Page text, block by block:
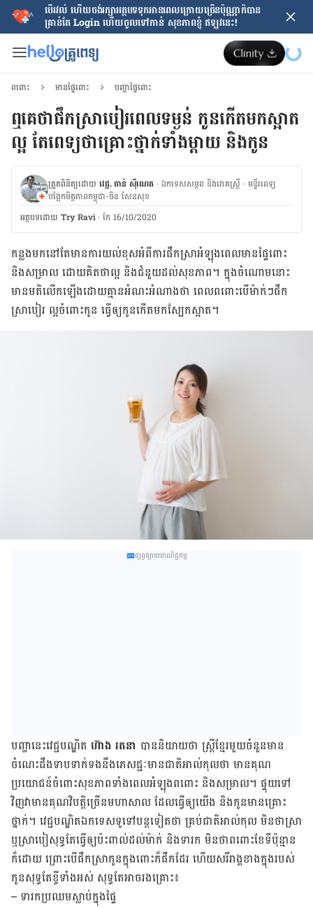
បើរវល់ ហើយចង់​រក្សាអត្ថបទទុកអានពេលក្រោយ​ច្រើនប៉ុណ្ណាក៏បាន
គ្រាន់តែ​ Login ហើយចូលទៅកាន់ សុខភាពខ្ញុំ ឥឡូវនេះ!
ពពោះ មានផ្ទៃពោះ បញ្ហាផ្ទៃពោះ
ឮគេថាផឹកស្រាបៀរពេលទម្ងន់ កូនកើតមកស្អាត
ល្អ តែពេទ្យថាគ្រោះថ្នាក់ទាំងម្តាយ និងកូន
ត្រួតពិនិត្យដោយ វេជ្ជ. ចាន់ ស៊ីណេត ·ឯកទេសសម្ភព និងរោគស្ត្រី ·ម​ន្ទីរពេទ្យ
បង្អែកមិត្តភាពកម្ពុជា-ចិន សែនសុខ
អត្ថបទ​ដោយ Try Ravi · កែ 16/10/2020
កន្លង​មក​នៅតែ​មាន​ការ​យល់​ខុស​អំពី​ការ​ផឹក​ស្រា​អំឡុង​ពេល​មាន​ផ្ទៃពោះ
និង​សម្រាល ដោយ​គិត​ថា​ល្អ និង​ជំនួយ​ដល់​សុខភាព។ ក្នុង​ចំណោម​នោះ​
មាន​មតិ​លើក​ឡើង​ដោយ​គ្មាន​អំណះអំណាង​ថា ពេល​ពពោះ​បើ​ម៉ាក់​ៗ​ផឹក​
ស្រាបៀរ ល្អ​ចំពោះ​កូន ធ្វើ​ឲ្យ​កូន​កើត​មក​ស្បែក​ស្អាត។
ផ្សព្វផ្សាយពាណិជ្ជកម្ម
បញ្ហា​នេះ​វេជ្ជបណ្ឌិត ហ៊ាង រតនា បាន​និយាយថា ស្ត្រី​ខ្មែរ​មួយ​ចំនួន​មាន
ចំណេះដឹងទាបទាក់ទង​នឹង​ភេសជ្ជៈ​មាន​ជាតិ​អាល់កុល​ថា មាន​គុណ​
ប្រយោជន៍​ចំពោះ​សុខភាព​ទាំង​ពេល​អំឡុង​ពពោះ និង​សម្រាល។ ផ្ទុយ​ទៅ​
វិញ​វា​មាន​គុណ​វិបត្តិ​ច្រើន​មហាសាល ដែល​ធ្វើឲ្យ​យើង និង​កូន​មាន​គ្រោះ
ថ្នាក់។ វេជ្ជបណ្ឌិត​ឯកទេស​ទូទៅ​បន្ត​ទៀត​ថា គ្រប់​ជាតិ​អាល់កុល មិន​ថា​ស្រា
ឬ​ស្រាបៀ​សុទ្ធតែ​ធ្វើឲ្យ​ប៉ះពាល់​ដល់​ម៉ាក់ និង​ទារក មិន​ថា​ពពោះ​ខែ​ទី​ប៉ុន្មាន​​​​
ក៏​ដោយ ព្រោះ​បើ​ផឹក​ស្រា​កូន​ក្នុង​ពោះ​ក៏​ផឹក​ដែរ ហើយ​សរីរាង្គ​ខាង​ក្នុង​របស់​
កូន​សុទ្ធ​តែ​ខ្ចី​ទាំងអស់ សុទ្ធតែអាចរងគ្រោះ៖
– ទារក​ប្រឈម​ស្លាប់​ក្នុង​ផ្ទៃ